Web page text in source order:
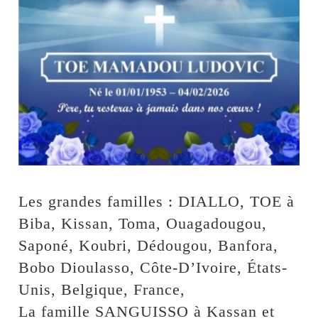
Les grandes familles : DIALLO, TOE à
Biba, Kissan, Toma, Ouagadougou,
Saponé, Koubri, Dédougou, Banfora,
Bobo Dioulasso, Côte-D’Ivoire, États-
Unis, Belgique, France,
La famille SANGUISSO à Kassan et